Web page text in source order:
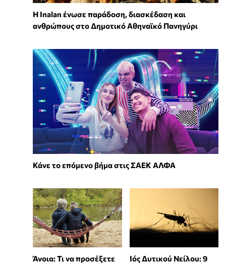
Η Inalan ένωσε παράδοση, διασκέδαση και
ανθρώπους στο Δημοτικό Αθηναϊκό Πανηγύρι
Κάνε το επόμενο βήμα στις ΣΑΕΚ ΑΛΦΑ
Άνοια: Τι να προσέξετε
Ιός Δυτικού Νείλου: 9